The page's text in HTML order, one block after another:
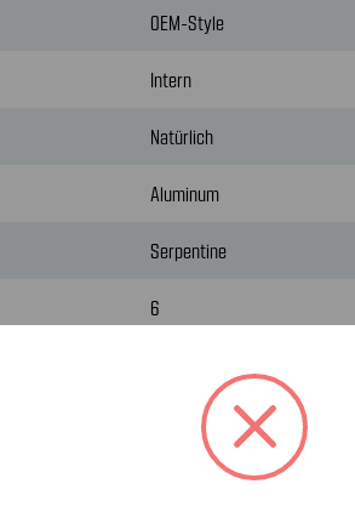
OEM-Style
Intern
Natürlich
Aluminum
Serpentine
6
Computergesteuert
Im Uhrzeigersinn